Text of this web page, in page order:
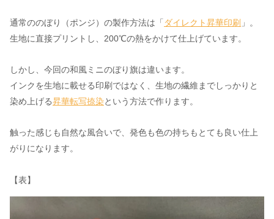
通常ののぼり（ポンジ）の製作方法は「 ダイレクト昇華印刷 」。
生地に直接プリントし、200℃の熱をかけて仕上げています。
しかし、今回の和風ミニのぼり旗は違います。
インクを生地に載せる印刷ではなく、生地の繊維までしっかりと
染め上げる昇華転写捺染という方法で作ります。
触った感じも自然な風合いで、発色も色の持ちもとても良い仕上
がりになります。
【表】